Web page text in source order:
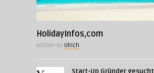
HolidayInfos,com
Written by Ulrich